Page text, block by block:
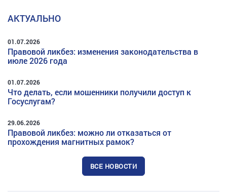
АКТУАЛЬНО
01.07.2026
Правовой ликбез: изменения законодательства в
июле 2026 года
01.07.2026
Что делать, если мошенники получили доступ к
Госуслугам?
29.06.2026
Правовой ликбез: можно ли отказаться от
прохождения магнитных рамок?
ВСЕ НОВОСТИ